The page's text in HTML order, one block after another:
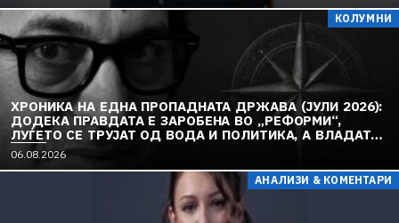
КОЛУМНИ
ХРОНИКА НА ЕДНА ПРОПАДНАТА ДРЖАВА (ЈУЛИ 2026):
ДОДЕКА ПРАВДАТА Е ЗАРОБЕНА ВО „РЕФОРМИ“,
ЛУЃЕТО СЕ ТРУЈАТ ОД ВОДА И ПОЛИТИКА, А ВЛАДАТА
И ОПОЗИЦИЈАТА СЕ „РЕКОНСТРУИРААТ“ – ЗЕМЈАТА
ТОНЕ ВО „ДОСТОИНСТВО“ И МОЛЧИ ПРЕД УКРАИНА
06.08.2026
АНАЛИЗИ & КОМЕНТАРИ